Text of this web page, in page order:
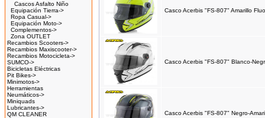
Cascos Asfalto Niño
Equipación Tierra->
Ropa Casual->
Equipación Moto->
Complementos->
Zona OUTLET
Recambios Scooters->
Recambios Maxiscooter->
Recambios Motocicleta->
SUMCO->
Bicicletas Eléctricas
Pit Bikes->
Minimotos->
Herramientas
Neumáticos->
Miniquads
Lubricantes->
QM CLEANER
Casco Acerbis "FS-807" Amarillo
Casco Acerbis "FS-807" Blanco-
Casco Acerbis "FS-807" Negro-